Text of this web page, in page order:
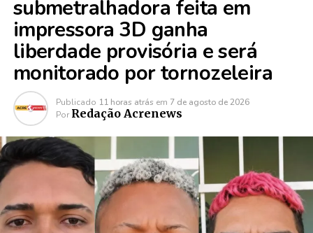
submetralhadora feita em
impressora 3D ganha
liberdade provisória e será
monitorado por tornozeleira
Publicado 11 horas atrás em 7 de agosto de 2026
Por Redação Acrenews